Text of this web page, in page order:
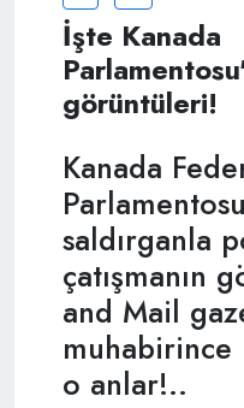
İşte Kanada
görüntüleri!
Kanada
saldırganla
çatışmanın
and Mail
muhabirince
o anlar!..